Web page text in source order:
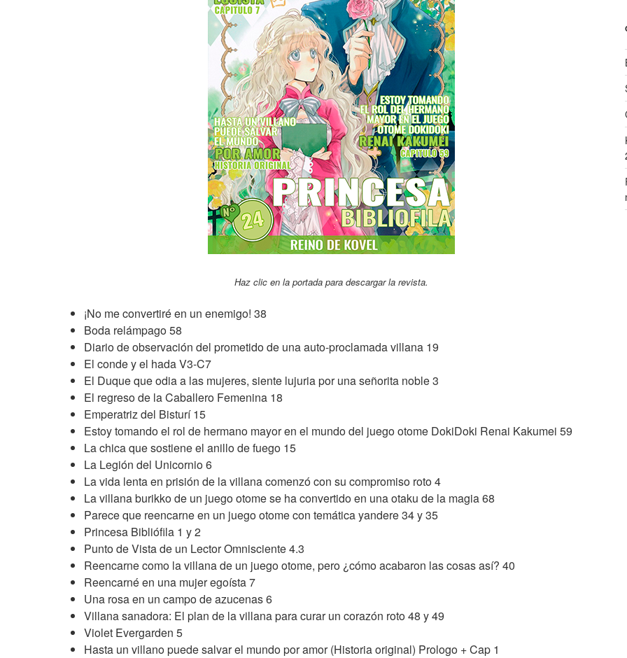
Haz clic en la portada para descargar la revista.
¡No me convertiré en un enemigo! 38
Boda relámpago 58
Diario de observación del prometido de una auto-proclamada villana 19
El conde y el hada V3-C7
El Duque que odia a las mujeres, siente lujuria por una señorita noble 3
El regreso de la Caballero Femenina 18
Emperatriz del Bisturí 15
Estoy tomando el rol de hermano mayor en el mundo del juego otome DokiDoki Renai Kakumei 59
La chica que sostiene el anillo de fuego 15
La Legión del Unicornio 6
La vida lenta en prisión de la villana comenzó con su compromiso roto 4
La villana burikko de un juego otome se ha convertido en una otaku de la magia 68
Parece que reencarne en un juego otome con temática yandere 34 y 35
Princesa Bibliófila 1 y 2
Punto de Vista de un Lector Omnisciente 4.3
Reencarne como la villana de un juego otome, pero ¿cómo acabaron las cosas así? 40
Reencarné en una mujer egoísta 7
Una rosa en un campo de azucenas 6
Villana sanadora: El plan de la villana para curar un corazón roto 48 y 49
Violet Evergarden 5
Hasta un villano puede salvar el mundo por amor (Historia original) Prologo + Cap 1